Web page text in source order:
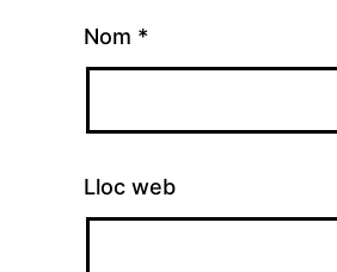
Nom *
Lloc web